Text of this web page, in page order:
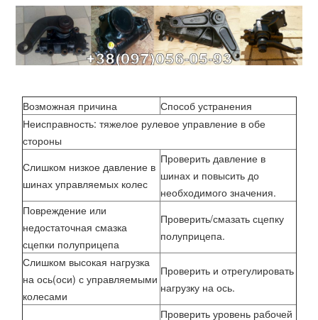
Возможная причина
Способ устранения
Неисправность: тяжелое рулевое управление в обе
стороны
Слишком низкое давление в
шинах управляемых колес
Проверить давление в
шинах и повысить до
необходимого значения.
Повреждение или
недостаточная смазка
сцепки полуприцепа
Проверить/смазать сцепку
полуприцепа.
Слишком высокая нагрузка
на ось(оси) с управляемыми
колесами
Проверить и отрегулировать
нагрузку на ось.
Проверить уровень рабочей